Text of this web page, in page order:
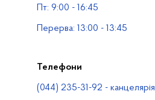
Пт: 9:00 - 16:45
Перерва: 13:00 - 13:45
Телефони
(044) 235-31-92 - канцелярія